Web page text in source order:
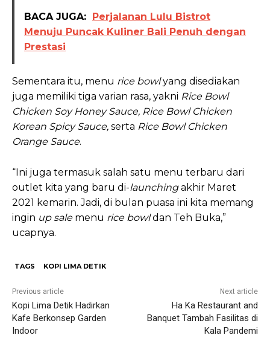
BACA JUGA:
Perjalanan Lulu Bistrot
Menuju Puncak Kuliner Bali Penuh dengan
Prestasi
Sementara itu, menu rice bowlyang disediakan
juga memiliki tiga varian rasa, yakni Rice Bowl
Chicken Soy Honey Sauce, Rice Bowl Chicken
Korean Spicy Sauce, serta Rice Bowl Chicken
Orange Sauce.
“Ini juga termasuk salah satu menu terbaru dari
outlet kita yang baru di-launchingakhir Maret
2021 kemarin. Jadi, di bulan puasa ini kita memang
ingin up salemenu rice bowldan Teh Buka,”
ucapnya.
TAGS KOPI LIMA DETIK
Previous article
Kopi Lima Detik Hadirkan
Kafe Berkonsep Garden
Indoor
Next article
Ha Ka Restaurant and
Banquet Tambah Fasilitas di
Kala Pandemi